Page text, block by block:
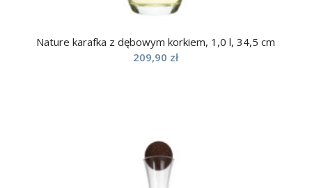
Nature karafka z dębowym korkiem, 1,0 l, 34,5 cm
209,90 zł